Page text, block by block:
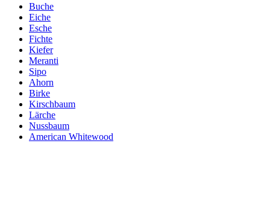
Buche
Eiche
Esche
Fichte
Kiefer
Meranti
Sipo
Ahorn
Birke
Kirschbaum
Lärche
Nussbaum
American Whitewood